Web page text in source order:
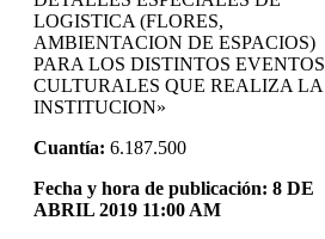
LOGISTICA (FLORES,
AMBIENTACION DE ESPACIOS)
PARA LOS DISTINTOS EVENTOS
CULTURALES QUE REALIZA LA
INSTITUCION»
Cuantía: 6.187.500
Fecha y hora de publicación: 8 DE
ABRIL 2019 11:00 AM